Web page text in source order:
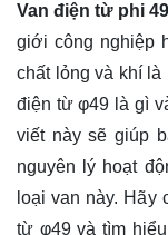
Van điện từ phi 49
giới công nghiệp
chất lỏng và khí là
điện từ φ49 là gì
viết này sẽ giúp
nguyên lý hoạt
loại van này. Hãy
từ φ49 và tìm